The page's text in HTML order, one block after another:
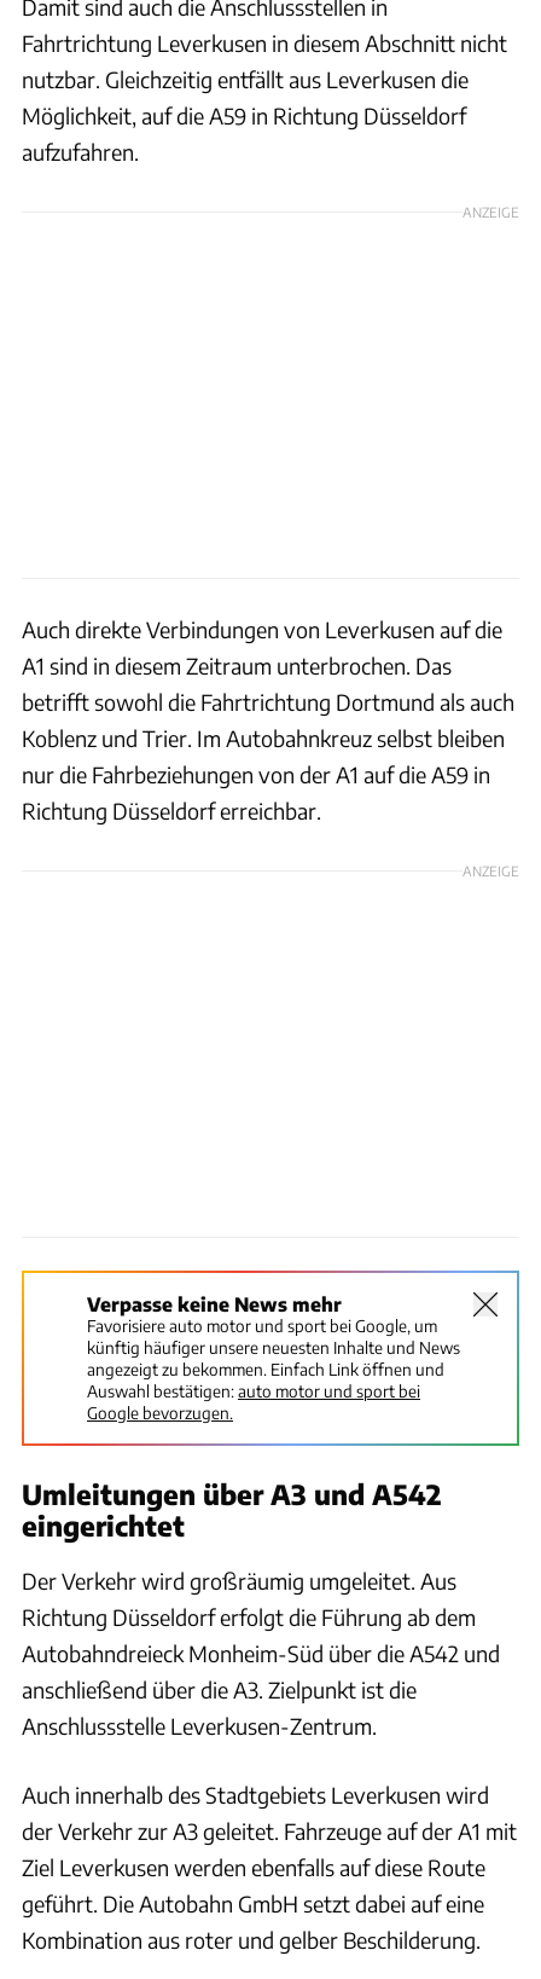
Damit sind auch die Anschlussstellen in
Fahrtrichtung Leverkusen in diesem Abschnitt nicht
nutzbar. Gleichzeitig entfällt aus Leverkusen die
Möglichkeit, auf die A59 in Richtung Düsseldorf
aufzufahren.
ANZEIGE
Auch direkte Verbindungen von Leverkusen auf die
A1 sind in diesem Zeitraum unterbrochen. Das
betrifft sowohl die Fahrtrichtung Dortmund als auch
Koblenz und Trier. Im Autobahnkreuz selbst bleiben
nur die Fahrbeziehungen von der A1 auf die A59 in
Richtung Düsseldorf erreichbar.
ANZEIGE
Verpasse keine News mehr
Favorisiere auto motor und sport bei Google, um
künftig häufiger unsere neuesten Inhalte und News
angezeigt zu bekommen. Einfach Link öffnen und
Auswahl bestätigen:auto motor und sport bei
Google bevorzugen.
Umleitungen über A3 und A542
eingerichtet
Der Verkehr wird großräumig umgeleitet. Aus
Richtung Düsseldorf erfolgt die Führung ab dem
Autobahndreieck Monheim-Süd über die A542 und
anschließend über die A3. Zielpunkt ist die
Anschlussstelle Leverkusen-Zentrum.
Auch innerhalb des Stadtgebiets Leverkusen wird
der Verkehr zur A3 geleitet. Fahrzeuge auf der A1 mit
Ziel Leverkusen werden ebenfalls auf diese Route
geführt. Die Autobahn GmbH setzt dabei auf eine
Kombination aus roter und gelber Beschilderung.